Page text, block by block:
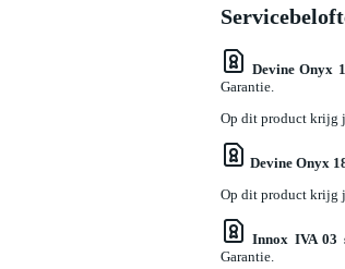
Devine Onyx
Garantie.
Op dit product krijg
Devine Onyx
Op dit product krijg
Innox IVA 03
Garantie.